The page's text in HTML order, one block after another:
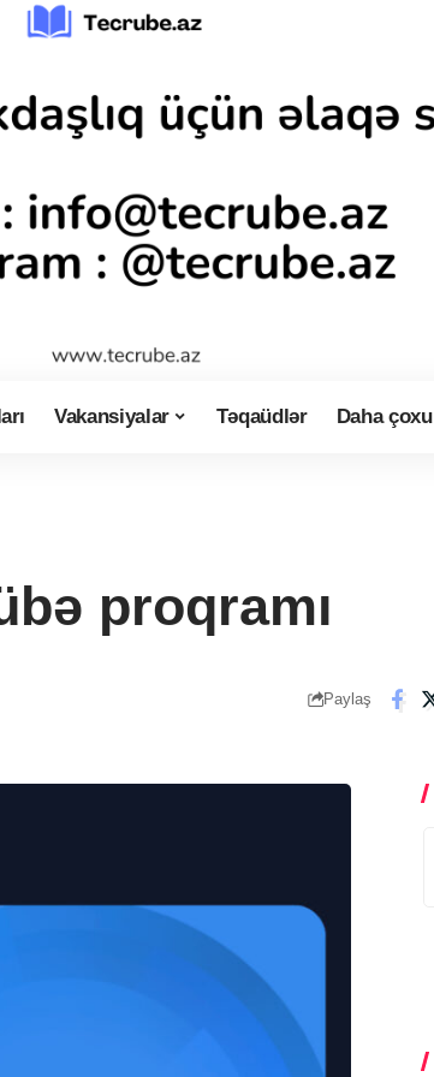
Vakansiyalar Təqaüdlər Daha çoxu
proqramı
Paylaş